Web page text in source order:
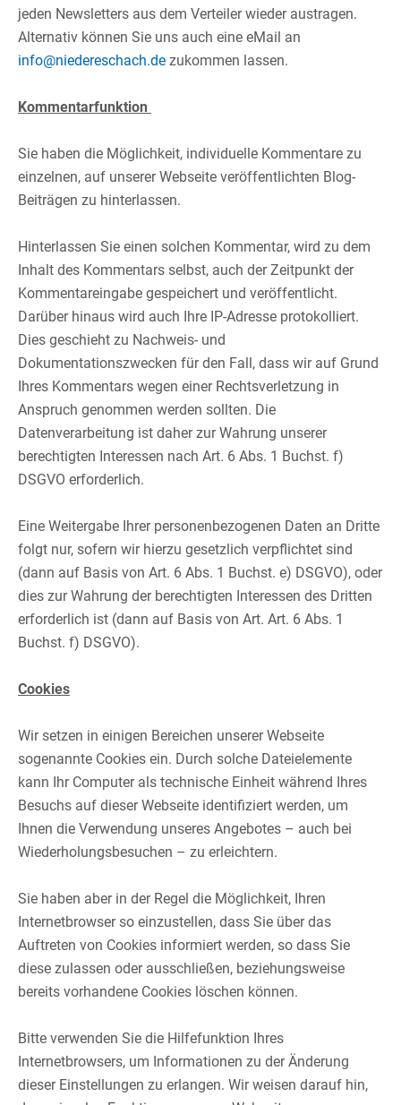
jeden Newsletters aus dem Verteiler wieder austragen.
Alternativ können Sie uns auch eine eMail an
info@niedereschach.de zukommen lassen.​
Kommentarfunktion
Sie haben die Möglichkeit, individuelle Kommentare zu
einzelnen, auf unserer Webseite veröffentlichten Blog-
Beiträgen zu hinterlassen.​
Hinterlassen Sie einen solchen Kommentar, wird zu dem
Inhalt des Kommentars selbst, auch der Zeitpunkt der
Kommentareingabe gespeichert und veröffentlicht.​
Darüber hinaus wird auch Ihre IP-Adresse protokolliert.
Dies geschieht zu Nachweis- und
Dokumentationszwecken für den Fall, dass wir auf Grund
Ihres Kommentars wegen einer Rechtsverletzung in
Anspruch genommen werden sollten. Die
Datenverarbeitung ist daher zur Wahrung unserer
berechtigten Interessen nach Art. 6 Abs. 1 Buchst. f)
DSGVO erforderlich.​
Eine Weitergabe Ihrer personenbezogenen Daten an Dritte
folgt nur, sofern wir hierzu gesetzlich verpflichtet sind
(dann auf Basis von Art. 6 Abs. 1 Buchst. e) DSGVO), oder
dies zur Wahrung der berechtigten Interessen des Dritten
erforderlich ist (dann auf Basis von Art. Art. 6 Abs. 1
Buchst. f) DSGVO).​
Cookies
Wir setzen in einigen Bereichen unserer Webseite
sogenannte Cookies ein. Durch solche Dateielemente
kann Ihr Computer als technische Einheit während Ihres
Besuchs auf dieser Webseite identifiziert werden, um
Ihnen die Verwendung unseres Angebotes – auch bei
Wiederholungsbesuchen – zu erleichtern.​
Sie haben aber in der Regel die Möglichkeit, Ihren
Internetbrowser so einzustellen, dass Sie über das
Auftreten von Cookies informiert werden, so dass Sie
diese zulassen oder ausschließen, beziehungsweise
bereits vorhandene Cookies löschen können.​
Bitte verwenden Sie die Hilfefunktion Ihres
Internetbrowsers, um Informationen zu der Änderung
dieser Einstellungen zu erlangen. Wir weisen darauf hin,